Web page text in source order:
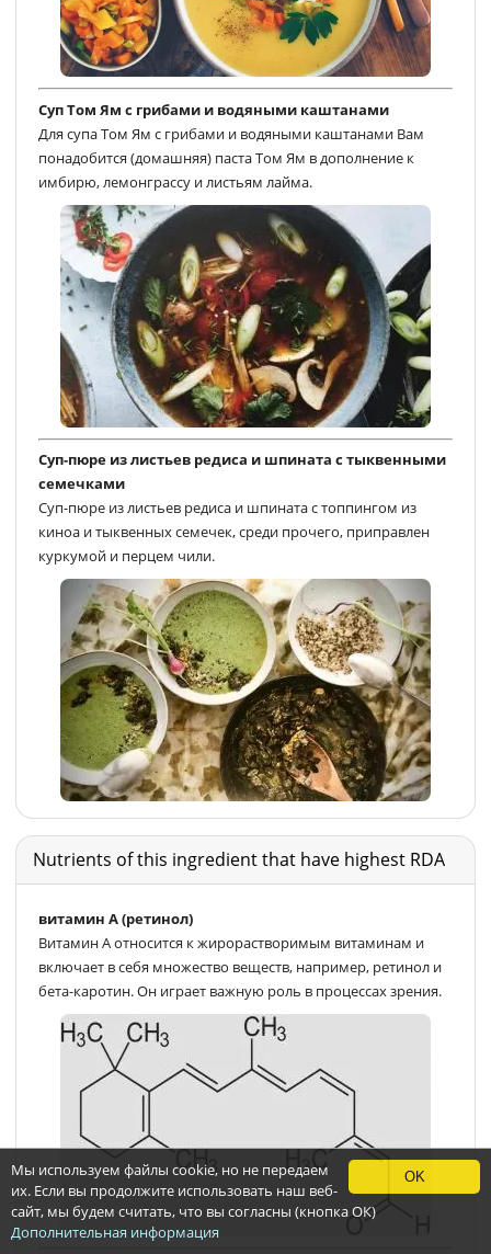
Суп Том Ям с грибами и водяными каштанами
Для супа Том Ям с грибами и водяными каштанами Вам
понадобится (домашняя) паста Том Ям в дополнение к
имбирю, лемонграссу и листьям лайма.
Суп-пюре из листьев редиса и шпината с тыквенными
семечками
Суп-пюре из листьев редиса и шпината с топпингом из
киноа и тыквенных семечек, среди прочего, приправлен
куркумой и перцем чили.
Nutrients of this ingredient that have highest RDA
витамин А (ретинол)
Витамин A относится к жирорастворимым витаминам и
включает в себя множество веществ, например, ретинол и
бета-каротин. Он играет важную роль в процессах зрения.
OK
Мы используем файлы cookie, но не передаем
их. Если вы продолжите использовать наш веб-
сайт, мы будем считать, что вы согласны (кнопка ОК)
Дополнительная информация